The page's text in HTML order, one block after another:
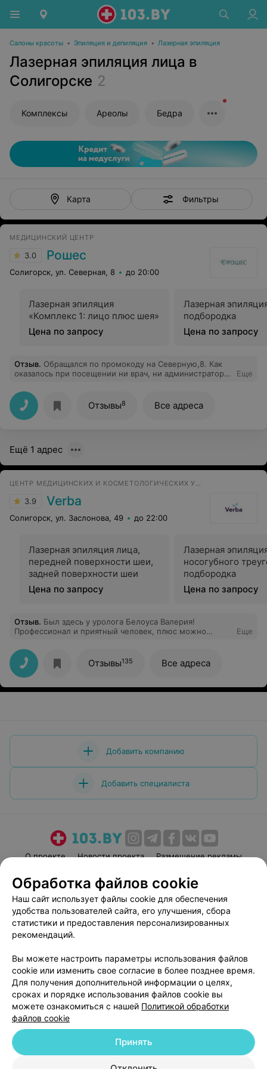
Салоны красоты • Эпиляция и депиляция • Лазерная эпиляция
Лазерная эпиляция лица в
Солигорске 2
Комплексы Ареолы Бедра
Карта Фильтры
МЕДИЦИНСКИЙ ЦЕНТР
3.0 Рошес
Солигорск, ул. Северная, 8 до 20:00
Лазерная эпиляция
«Комплекс 1: лицо плюс шея»
Цена по запросу
Лазерная
подбородка
Цена по запросу
Отзыв. Обращался по промокоду на Северную,8. Как
оказалось при посещении ни врач, ни администратор
соответствуют действительности и отличаются в разы.
За консультацию взяли 35 руб. Фото прилагаются. Не
рекомендую. Ужасное место.
Еще
Отзывы8 Все адреса
Ещё 1 адрес
ЦЕНТР МЕДИЦИНСКИХ И КОСМЕТОЛОГИЧЕСКИХ УСЛУГ
3.9 Verba
Солигорск, ул. Заслонова, 49 до 22:00
Лазерная эпиляция лица,
передней поверхности шеи,
задней поверхности шеи
Цена по запросу
Лазерная
носогубного
подбородка
Цена по запросу
Отзыв. Был здесь у уролога Белоуса Валерия!
Профессионал и приятный человек, плюс можно
Еще
Отзывы135 Все адреса
Добавить компанию
Добавить специалиста
О проекте Новости проекта
Размещение рекламы
Пользовательское соглашение
Способы оплаты
Вакансии
Партнеры
Написать руководителю 103.by
Персональные настройки cookie
Обработка персональных данных
© 2026 ООО «Артокс Лаб», УНП 191700409| 220012, Республика Беларусь,
Обработка файлов cookie
Наш сайт использует файлы cookie для обеспечения
удобства пользователей сайта, его улучшения, сбора
статистики и предоставления персонализированных
рекомендаций.
Вы можете настроить параметры использования файлов
cookie или изменить свое согласие в более позднее время.
Для получения дополнительной информации о целях,
сроках и порядке использования файлов cookie вы
можете ознакомиться с нашей Политикой обработки
файлов cookie
Принять